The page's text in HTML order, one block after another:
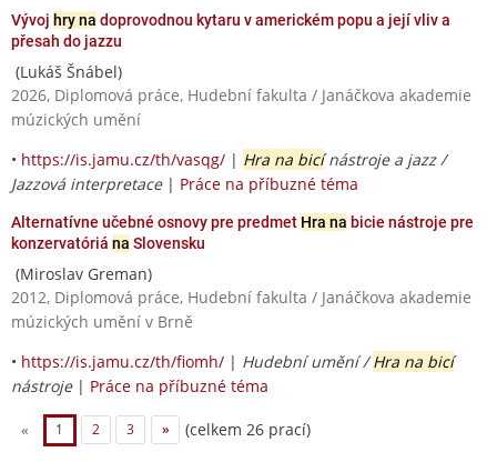
Vývoj hry na doprovodnou kytaru v americkém popu a její vliv a
přesah do jazzu
(Lukáš Šnábel)
2026, Diplomová práce, Hudební fakulta / Janáčkova akademie
múzických umění
• https://is.jamu.cz/th/vasqg/ | Hra na bicínástroje a jazz /
Jazzová interpretace| Práce na příbuzné téma
Alternatívne učebné osnovy pre predmet Hra na bicie nástroje pre
konzervatóriá na Slovensku
(Miroslav Greman)
2012, Diplomová práce, Hudební fakulta / Janáčkova akademie
múzických umění v Brně
• https://is.jamu.cz/th/fiomh/ | Hudební umění /Hra na bicí
nástroje| Práce na příbuzné téma
« 1 2 3 » (celkem 26 prací)